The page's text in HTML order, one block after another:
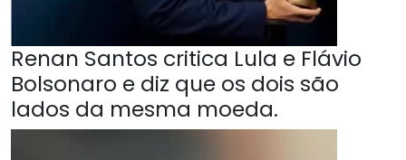
Renan Santos critica Lula e Flávio
Bolsonaro e diz que os dois são
lados da mesma moeda.